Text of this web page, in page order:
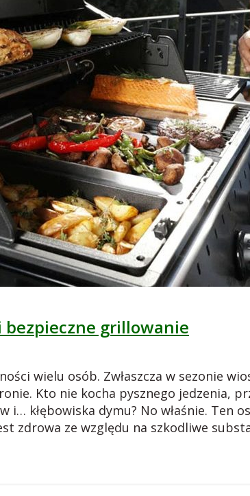
bezpieczne grillowanie
wielu osób. Zwłaszcza w sezonie
Kto nie kocha pysznego jedzenia,
kłębowiska dymu? No właśnie. Ten
zdrowa ze względu na szkodliwe